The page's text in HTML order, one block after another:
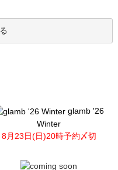
glamb '26
Winter
8月23日(日)20時予約〆切